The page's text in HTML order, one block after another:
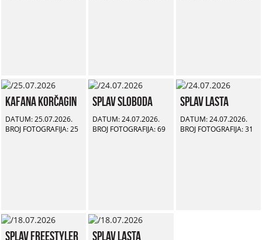
Kafana Korčagin
DATUM: 25.07.2026.
BROJ FOTOGRAFIJA: 25
Splav Sloboda
DATUM: 24.07.2026.
BROJ FOTOGRAFIJA: 69
Splav Lasta
DATUM: 24.07.2026.
BROJ FOTOGRAFIJA: 31
Splav Freestyler Splav Lasta